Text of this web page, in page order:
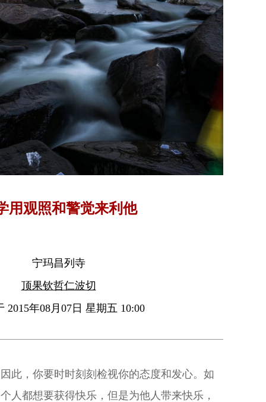
用观照和警觉来利他
宁玛昌列寺
顶果钦哲仁波切
2015年08月07日 星期五 10:00
此，你要时时刻刻检视你的态度和发心。如
人都想要获得快乐，但是为他人带来快乐，